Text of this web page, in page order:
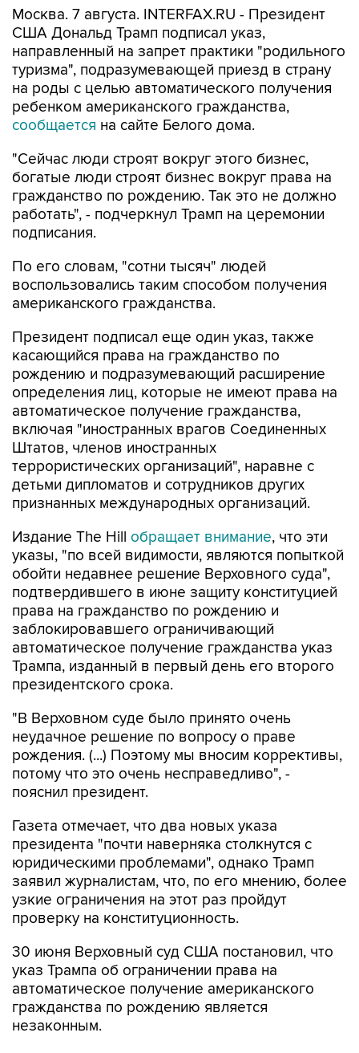
направленный на запрет практики "родильного
туризма", подразумевающей приезд в страну
на роды с целью автоматического получения
ребенком американского гражданства,
сообщаетсяна сайте Белого дома.
"Сейчас люди строят вокруг этого бизнес,
гражданство по рождению. Так это не должно
работать", - подчеркнул Трамп на церемонии
подписания.
По его словам, "сотни тысяч" людей
американского гражданства.
Президент подписал еще один указ, также
рождению и подразумевающий расширение
определения лиц, которые не имеют права на
автоматическое получение гражданства,
включая "иностранных врагов Соединенных
Штатов, членов иностранных
террористических организаций", наравне с
детьми дипломатов и сотрудников других
признанных международных организаций.
Издание The Hillобращает внимание, что эти
обойти недавнее решение Верховного суда",
подтвердившего в июне защиту конституцией
права на гражданство по рождению и
заблокировавшего ограничивающий
автоматическое получение гражданства указ
Трампа, изданный в первый день его второго
президентского срока.
"В Верховном суде было принято очень
рождения. (...) Поэтому мы вносим коррективы,
потому что это очень несправедливо", -
пояснил президент.
Газета отмечает, что два новых указа
юридическими проблемами", однако Трамп
заявил журналистам, что, по его мнению, более
узкие ограничения на этот раз пройдут
проверку на конституционность.
30 июня Верховный суд США постановил, что
автоматическое получение американского
гражданства по рождению является
незаконным.
В январе 2025 года Трамп подписал указ,